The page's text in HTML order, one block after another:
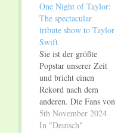
One Night of Taylor:
The spectacular
tribute show to Taylor
Swift
Sie ist der größte
Popstar unserer Zeit
und bricht einen
Rekord nach dem
anderen. Die Fans von
TAYLOR SWIFT
sind eine
5th November 2024
In "Deutsch"